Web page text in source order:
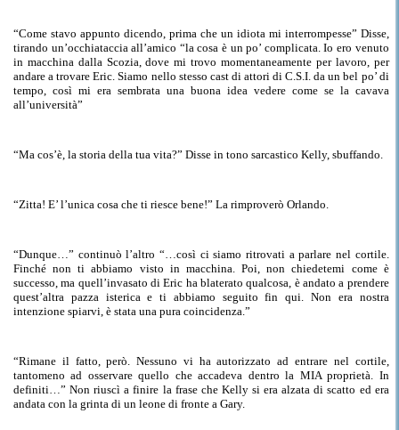
“Come stavo appunto dicendo, prima che un idiota mi interrompesse” Disse,
tirando un’occhiataccia all’amico “la cosa è un po’ complicata. Io ero venuto
in macchina dalla Scozia, dove mi trovo momentaneamente per lavoro, per
andare a trovare Eric. Siamo nello stesso cast di attori di C.S.I. da un bel po’ di
tempo, così mi era sembrata una buona idea vedere come se la cavava
all’università”
“Ma cos’è, la storia della tua vita?” Disse in tono sarcastico Kelly, sbuffando.
“Zitta! E’ l’unica cosa che ti riesce bene!” La rimproverò Orlando.
“Dunque…” continuò l’altro “…così ci siamo ritrovati a parlare nel cortile.
Finché non ti abbiamo visto in macchina. Poi, non chiedetemi come è
successo, ma quell’invasato di Eric ha blaterato qualcosa, è andato a prendere
quest’altra pazza isterica e ti abbiamo seguito fin qui. Non era nostra
intenzione spiarvi, è stata una pura coincidenza.”
“Rimane il fatto, però. Nessuno vi ha autorizzato ad entrare nel cortile,
tantomeno ad osservare quello che accadeva dentrola MIAproprietà. In
definiti…” Non riuscì a finire la frase che Kelly si era alzata di scatto ed era
andata con la grinta di un leone di fronte a Gary.